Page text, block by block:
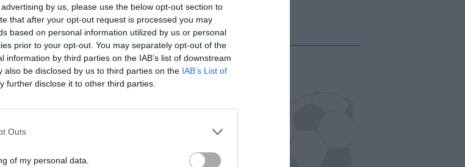
by us, please use the below opt-out section to
that after your opt-out request is processed you may
based on personal information utilized by us or personal
prior to your opt-out. You may separately opt-out of the
information by third parties on the IAB’s list of downstream
also be disclosed by us to third parties on the IAB’s List of
further disclose it to other third parties.
Outs
of my personal data.